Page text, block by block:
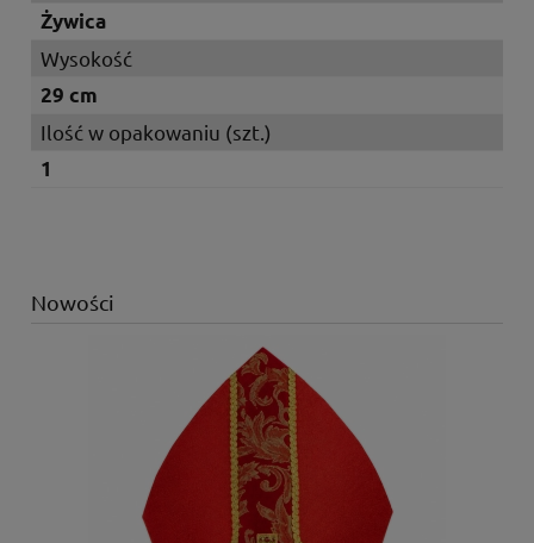
Żywica
Wysokość
29 cm
Ilość w opakowaniu (szt.)
1
Nowości